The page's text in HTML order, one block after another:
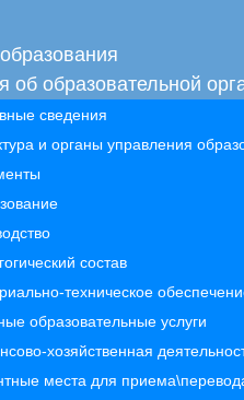
об образовательной
сведения
и органы управления
состав
техническое
образовательные услуги
хозяйственная
места для